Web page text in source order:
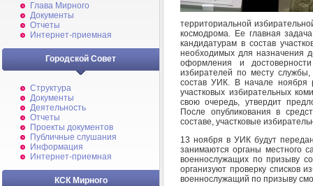
Глава Мирного
Документы
Отчеты
Интернет-приемная
Городской Совет
Структура
Документы
Деятельность
Отчеты
Проекты документов
Публичные слушания
Информация
Интернет-приемная
КСК Мирного
территориальной
космодрома. Ее главная
кандидатурам в состав
необходимых для назначения
оформления и
избирателей по месту
состав УИК. В начале ноября
участковых избирательных
свою очередь, утвердит
После опубликования в
составе, участковые
13 ноября в УИК будут
занимаются органы местного
военнослужащих по призыву
организуют проверку списков
военнослужащий по призыву